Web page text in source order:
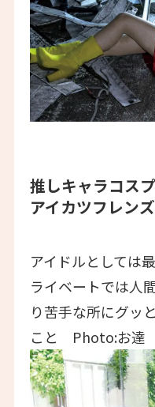
推しキャラコス
アイカツフレン
アイドルとしては
ライベートでは人
り苦手な所にグッ
こと Photo:お達